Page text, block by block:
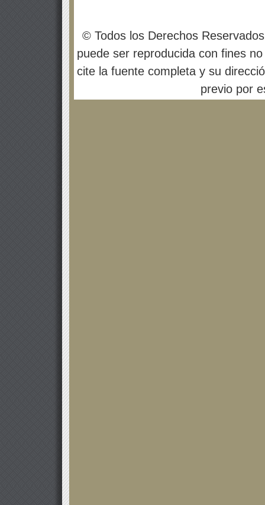
© Todos los Derechos
puede ser reproducida con fines
cite la fuente completa y su
previo por